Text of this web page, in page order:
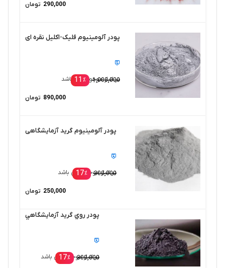
290,000 تومان
پودر آلومینیوم فلیک-اکلیل نقره ای
در انبار موجود نمی باشد
٪ 11 1,000,000
890,000 تومان
پودر آلومینیوم گريد آزمایشگاهی
در انبار موجود نمی باشد
٪17 300,000
250,000 تومان
پودر روي گريد آزمايشگاهي
در انبار موجود نمی باشد
٪17 300,000